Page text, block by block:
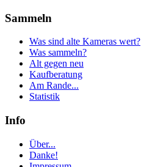
Sammeln
Was sind alte Kameras wert?
Was sammeln?
Alt gegen neu
Kaufberatung
Am Rande...
Statistik
Info
Über...
Danke!